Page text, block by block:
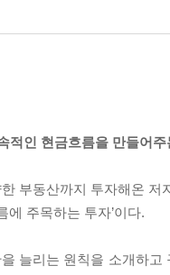
적인 현금흐름을 만들어주
부동산까지 투자해온
에 주목하는 투자’이다.
늘리는 원칙을 소개하